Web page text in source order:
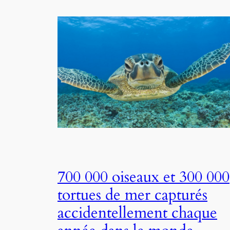
700 000 oiseaux et 300 000
tortues de mer capturés
accidentellement chaque